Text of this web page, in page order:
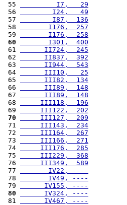
55
         I7,   29
56
        I24,   49
57
        I87,  136
58
       I176,  257
59
       I176,  258
60
       I301,  400
61
      II724,  245
62
      II837,  392
63
      II944,  543
64
      III10,   25
65
      III82,  134
66
      III89,  148
67
      III89,  148
68
     III118,  196
69
     III122,  202
70
     III127,  209
71
     III143,  234
72
     III164,  267
73
     III166,  271
74
     III176,  285
75
     III229,  368
76
     III349,  589
77
       IV22, ----
78
       IV49, ----
79
      IV155, ----
80
      IV324, ----
81
      IV467, ----